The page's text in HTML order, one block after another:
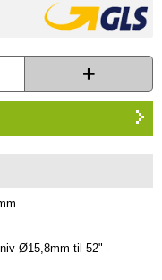
+
Ø15,8mm til 52" -